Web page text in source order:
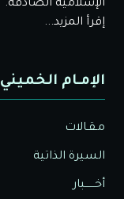
الإسلامية الصادقة.
إقرأ المزيد...
الإمـام الخميني
مـقـالات
السيرة الذاتية
أخــــــبار